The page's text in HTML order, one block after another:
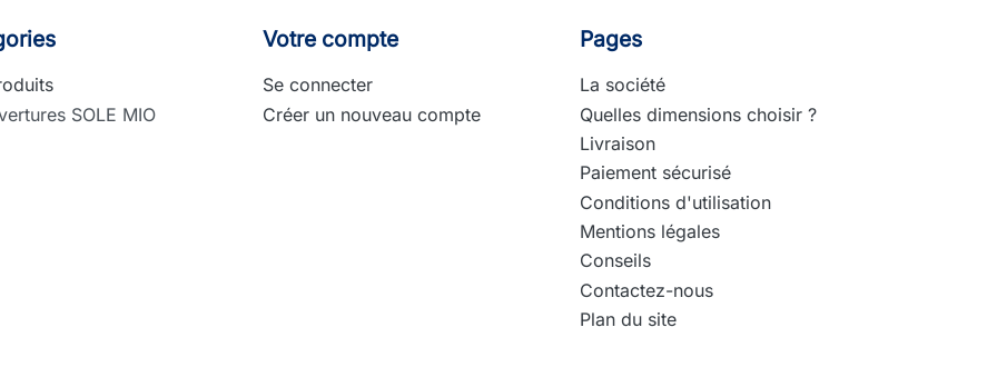
SOLE MIO
Votre compte
Se connecter
Créer un nouveau compte
Pages
La société
Quelles dimensions choisir ?
Livraison
Paiement sécurisé
Conditions d'utilisation
Mentions légales
Conseils
Contactez-nous
Plan du site